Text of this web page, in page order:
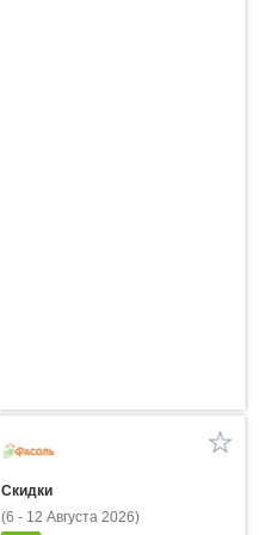
Скидки
(6 - 12 Августа 2026)